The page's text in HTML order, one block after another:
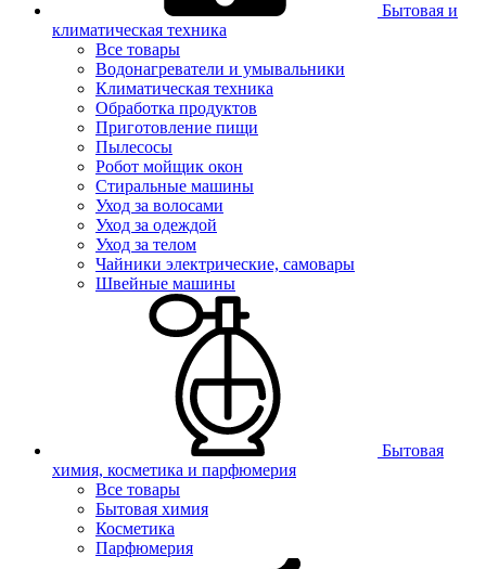
Бытовая и
климатическая техника
Все товары
Водонагреватели и умывальники
Климатическая техника
Обработка продуктов
Приготовление пищи
Пылесосы
Робот мойщик окон
Стиральные машины
Уход за волосами
Уход за одеждой
Уход за телом
Чайники электрические, самовары
Швейные машины
Бытовая
химия, косметика и парфюмерия
Все товары
Бытовая химия
Косметика
Парфюмерия